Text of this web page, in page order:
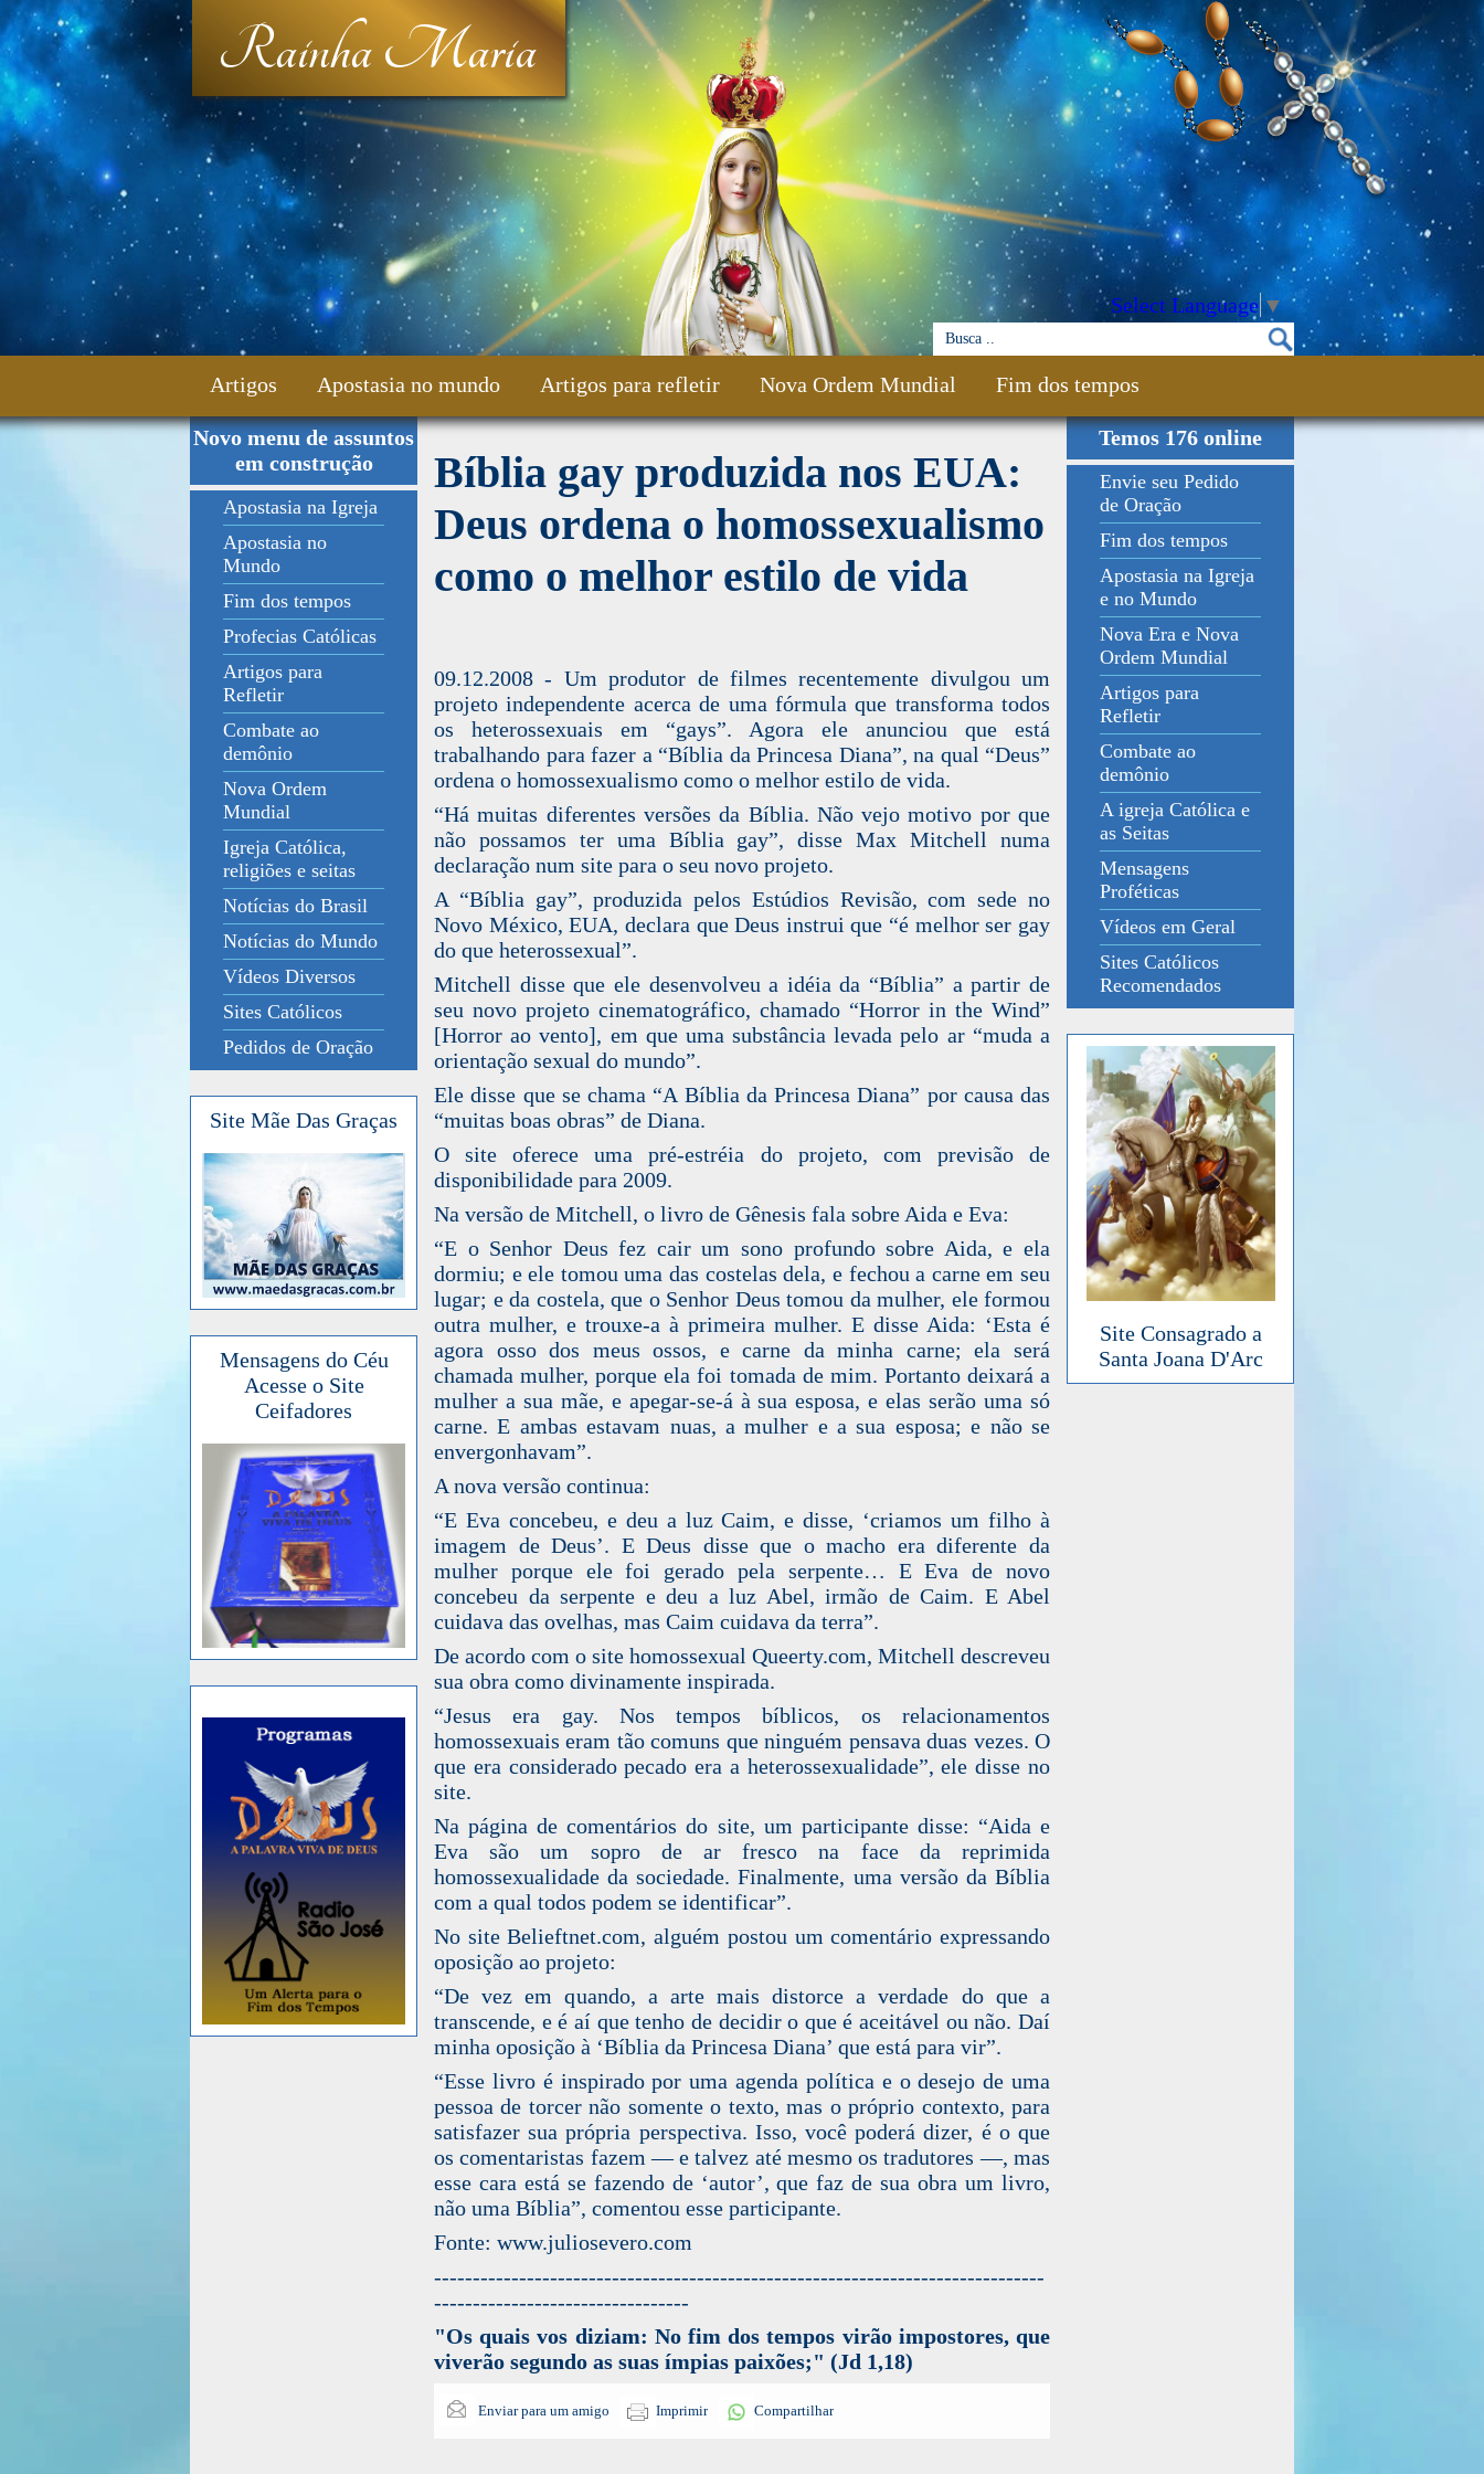
Rainha Maria
Select Language ▼
Artigos Apostasia no mundo Artigos para refletir Nova Ordem Mundial Fim dos tempos
Fale Conosco
Novo menu de assuntos
em construção
Apostasia na Igreja
Apostasia no
Mundo
Fim dos tempos
Profecias Católicas
Artigos para
Refletir
Combate ao
demônio
Nova Ordem
Mundial
Igreja Católica,
religiões e seitas
Notícias do Brasil
Notícias do Mundo
Vídeos Diversos
Sites Católicos
Pedidos de Oração
Site Mãe Das Graças
Mensagens do Céu
Acesse o Site
Ceifadores
Bíblia gay produzida nos EUA:
Deus ordena o homossexualismo
como o melhor estilo de vida
09.12.2008 - Um produtor de filmes recentemente divulgou um
projeto independente acerca de uma fórmula que transforma todos
os heterossexuais em “gays”. Agora ele anunciou que está
trabalhando para fazer a “Bíblia da Princesa Diana”, na qual “Deus”
ordena o homossexualismo como o melhor estilo de vida.
“Há muitas diferentes versões da Bíblia. Não vejo motivo por que
não possamos ter uma Bíblia gay”, disse Max Mitchell numa
declaração num site para o seu novo projeto.
A “Bíblia gay”, produzida pelos Estúdios Revisão, com sede no
Novo México, EUA, declara que Deus instrui que “é melhor ser gay
do que heterossexual”.
Mitchell disse que ele desenvolveu a idéia da “Bíblia” a partir de
seu novo projeto cinematográfico, chamado “Horror in the Wind”
[Horror ao vento], em que uma substância levada pelo ar “muda a
orientação sexual do mundo”.
Ele disse que se chama “A Bíblia da Princesa Diana” por causa das
“muitas boas obras” de Diana.
O site oferece uma pré-estréia do projeto, com previsão de
disponibilidade para 2009.
Na versão de Mitchell, o livro de Gênesis fala sobre Aida e Eva:
“E o Senhor Deus fez cair um sono profundo sobre Aida, e ela
dormiu; e ele tomou uma das costelas dela, e fechou a carne em seu
lugar; e da costela, que o Senhor Deus tomou da mulher, ele formou
outra mulher, e trouxe-a à primeira mulher. E disse Aida: ‘Esta é
agora osso dos meus ossos, e carne da minha carne; ela será
chamada mulher, porque ela foi tomada de mim. Portanto deixará a
mulher a sua mãe, e apegar-se-á à sua esposa, e elas serão uma só
carne. E ambas estavam nuas, a mulher e a sua esposa; e não se
envergonhavam”.
A nova versão continua:
“E Eva concebeu, e deu a luz Caim, e disse, ‘criamos um filho à
imagem de Deus’. E Deus disse que o macho era diferente da
mulher porque ele foi gerado pela serpente… E Eva de novo
concebeu da serpente e deu a luz Abel, irmão de Caim. E Abel
cuidava das ovelhas, mas Caim cuidava da terra”.
De acordo com o site homossexual Queerty.com, Mitchell descreveu
sua obra como divinamente inspirada.
“Jesus era gay. Nos tempos bíblicos, os relacionamentos
homossexuais eram tão comuns que ninguém pensava duas vezes. O
que era considerado pecado era a heterossexualidade”, ele disse no
site.
Na página de comentários do site, um participante disse: “Aida e
Eva são um sopro de ar fresco na face da reprimida
homossexualidade da sociedade. Finalmente, uma versão da Bíblia
com a qual todos podem se identificar”.
No site Belieftnet.com, alguém postou um comentário expressando
oposição ao projeto:
“De vez em quando, a arte mais distorce a verdade do que a
transcende, e é aí que tenho de decidir o que é aceitável ou não. Daí
minha oposição à ‘Bíblia da Princesa Diana’ que está para vir”.
“Esse livro é inspirado por uma agenda política e o desejo de uma
pessoa de torcer não somente o texto, mas o próprio contexto, para
satisfazer sua própria perspectiva. Isso, você poderá dizer, é o que
os comentaristas fazem — e talvez até mesmo os tradutores —, mas
esse cara está se fazendo de ‘autor’, que faz de sua obra um livro,
não uma Bíblia”, comentou esse participante.
Fonte: www.juliosevero.com
-------------------------------------------------------------------------------
---------------------------------
"Os quais vos diziam: No fim dos tempos virão impostores, que
viverão segundo as suas ímpias paixões;" (Jd 1,18)
Enviar para um amigo Imprimir Compartilhar
Temos 176 online
Envie seu Pedido
de Oração
Fim dos tempos
Apostasia na Igreja
e no Mundo
Nova Era e Nova
Ordem Mundial
Artigos para
Refletir
Combate ao
demônio
A igreja Católica e
as Seitas
Mensagens
Proféticas
Vídeos em Geral
Sites Católicos
Recomendados
Site Consagrado a
Santa Joana D'Arc